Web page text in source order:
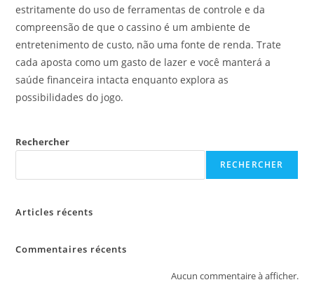
estritamente do uso de ferramentas de controle e da
compreensão de que o cassino é um ambiente de
entretenimento de custo, não uma fonte de renda. Trate
cada aposta como um gasto de lazer e você manterá a
saúde financeira intacta enquanto explora as
possibilidades do jogo.
Rechercher
RECHERCHER
Articles récents
Commentaires récents
Aucun commentaire à afficher.